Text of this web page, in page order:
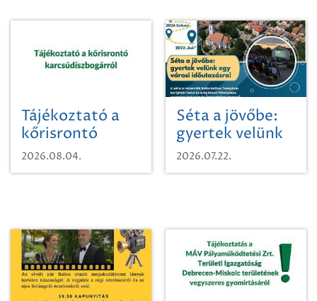
Tájékoztató a
kőrisrontó
karcsúdíszbogárról
2026.08.04.
Séta a jövőbe:
gyertek velünk
egy városi
időutazásra!
2026.07.22.